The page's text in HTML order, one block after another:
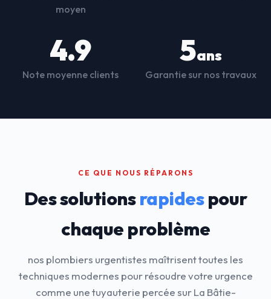
moyen
4.9
Note moyenne clients
5ans
Garantie sur nos travaux
CE QUE NOUS RÉPARONS
Des solutionsrapidespour
chaque problème
nos plombiers urgentistes maîtrisent toutes les
techniques modernes pour résoudre votre urgence
comme une tuyauterie percée sur La Bâtie-